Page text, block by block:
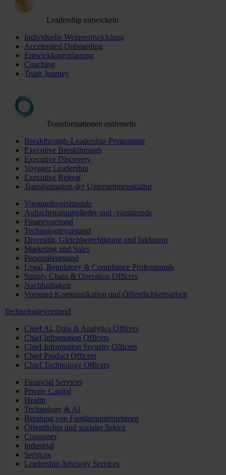
Leadership entwickeln
Individuelle Weiterentwicklung
Accelerated Onboarding
Entwicklungsplanung
Coaching
Team Journey
Transformationen entfesseln
Breakthrough-Leadership-Programme
Executive Breakthrough
Executive Discovery
Voyager Leadership
Executive Retreat
Transformation der Unternehmenskultur
Vorstandsvorsitzende
Aufsichtsratsmitglieder und -vorsitzende
Finanzvorstand
Technologievorstand
Diversität, Gleichberechtigung und Inklusion
Marketing und Sales
Personalvorstand
Legal, Regulatory & Compliance Professionals
Supply Chain & Operation Officers
Nachhaltigkeit
Vorstand Kommunikation und Öffentlichkeitsarbeit
Technologievorstand
Chief AI, Data & Analytics Officers
Chief Information Officers
Chief Information Security Officers
Chief Product Officers
Chief Technology Officers
Financial Services
Private Capital
Health
Technology & AI
Beratung von Familienunternehmen
Öffentlicher und sozialer Sektor
Consumer
Industrial
Services
Leadership Advisory Services